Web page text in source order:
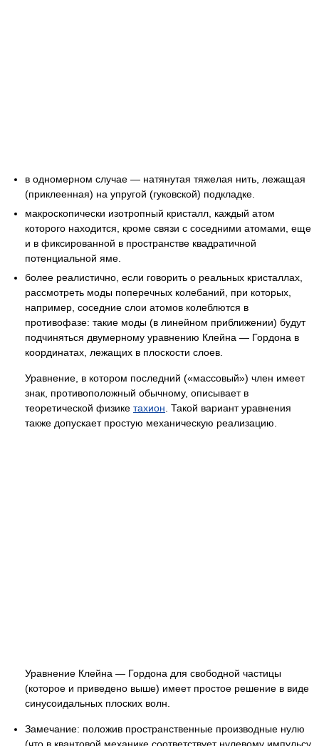
в одномерном случае — натянутая тяжелая нить, лежащая
(приклеенная) на упругой (гуковской) подкладке.
макроскопически изотропный кристалл, каждый атом
которого находится, кроме связи с соседними атомами, еще
и в фиксированной в пространстве квадратичной
потенциальной яме.
более реалистично, если говорить о реальных кристаллах,
рассмотреть моды поперечных колебаний, при которых,
например, соседние слои атомов колеблются в
противофазе: такие моды (в линейном приближении) будут
подчиняться двумерному уравнению Клейна — Гордона в
координатах, лежащих в плоскости слоев.
Уравнение, в котором последний («массовый») член имеет
знак, противоположный обычному, описывает в
теоретической физике тахион . Такой вариант уравнения
также допускает простую механическую реализацию.
Уравнение Клейна — Гордона для свободной частицы
(которое и приведено выше) имеет простое решение в виде
синусоидальных плоских волн.
Замечание: положив пространственные производные нулю
(что в квантовой механике соответствует нулевому импульсу